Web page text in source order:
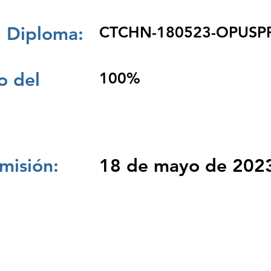
CTCHN-180523-
del 100%
18 de mayo de